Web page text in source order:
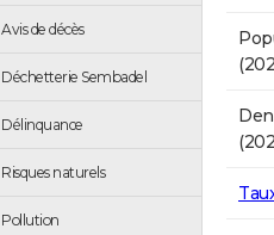
Avis de décès
Déchetterie Sembadel
Délinquance
Risques naturels
Pollution